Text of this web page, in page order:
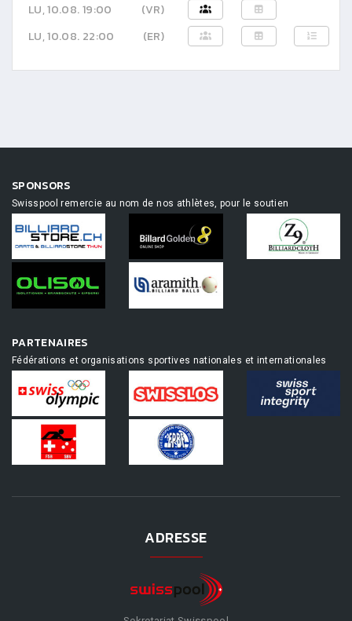
LU, 10.08. 19:00
(VR)
LU, 10.08. 22:00
(ER)
SPONSORS
Swisspool remercie au nom de nos athlètes, pour le soutien
PARTENAIRES
Fédérations et organisations sportives nationales et internationales
ADRESSE